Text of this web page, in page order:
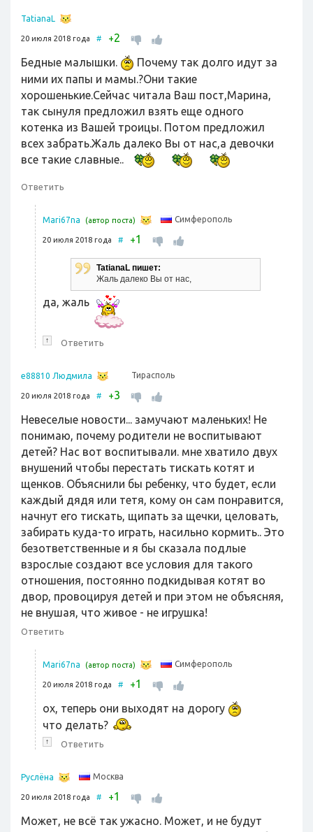
TatianaL
20 июля 2018 года # +2
Бедные малышки.
Почему так долго идут за
ними их папы и мамы.?Они такие
хорошенькие.Сейчас читала Ваш пост,Марина,
так сынуля предложил взять еще одного
котенка из Вашей троицы. Потом предложил
всех забрать.Жаль далеко Вы от нас,а девочки
все такие славные..
Ответить
Mari67na (автор поста) Симферополь
20 июля 2018 года # +1
TatianaL пишет:
Жаль далеко Вы от нас,
да, жаль
↑ Ответить
e88810 Людмила Тирасполь
20 июля 2018 года # +3
Невеселые новости... замучают маленьких! Не
понимаю, почему родители не воспитывают
детей? Нас вот воспитывали. мне хватило двух
внушений чтобы перестать тискать котят и
щенков. Объяснили бы ребенку, что будет, если
каждый дядя или тетя, кому он сам понравится,
начнут его тискать, щипать за щечки, целовать,
забирать куда-то играть, насильно кормить.. Это
безответственные и я бы сказала подлые
взрослые создают все условия для такого
отношения, постоянно подкидывая котят во
двор, провоцируя детей и при этом не объясняя,
не внушая, что живое - не игрушка!
Ответить
Mari67na (автор поста) Симферополь
20 июля 2018 года # +1
ох, теперь они выходят на дорогу
что делать?
↑ Ответить
Руслёна Москва
20 июля 2018 года # +1
Может, не всё так ужасно. Может, и не будут